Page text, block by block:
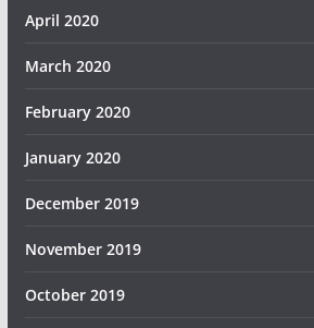
April 2020
March 2020
February 2020
January 2020
December 2019
November 2019
October 2019